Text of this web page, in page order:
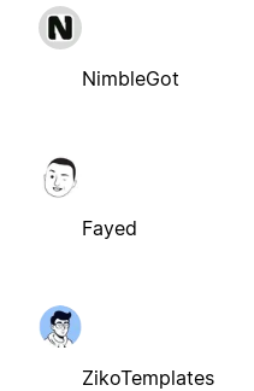
NimbleGot
Fayed
ZikoTemplates